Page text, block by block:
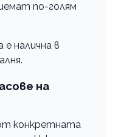
по-голям
налична в
на
конкретната